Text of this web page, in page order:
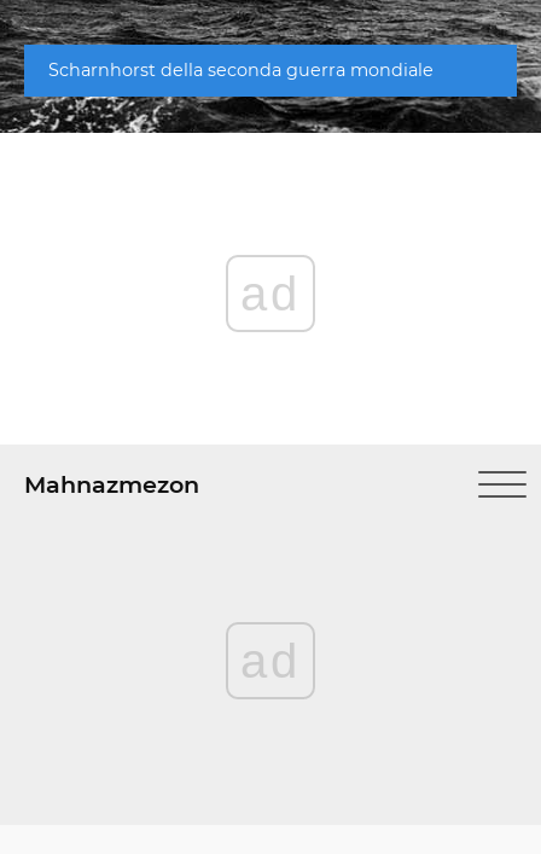
Scharnhorst della seconda guerra mondiale
ad
Mahnazmezon
ad